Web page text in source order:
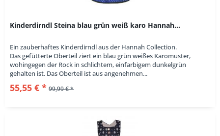
Kinderdirndl Steina blau grün weiß karo Hannah...
Ein zauberhaftes Kinderdirndl aus der Hannah Collection.
Das gefütterte Oberteil ziert ein blau grün weißes Karomuster,
wohingegen der Rock in schlichtem, einfarbigem dunkelgrün
gehalten ist. Das Oberteil ist aus angenehmen...
55,55 € * 99,99 € *